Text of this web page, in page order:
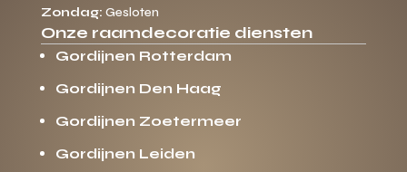
Zondag: Gesloten
Onze raamdecoratie diensten
Gordijnen Rotterdam
Gordijnen Den Haag
Gordijnen Zoetermeer
Gordijnen Leiden